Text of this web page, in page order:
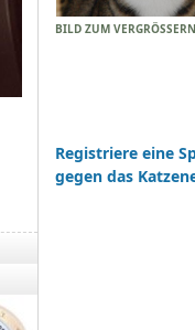
BILD ZUM
Registriere eine
gegen das